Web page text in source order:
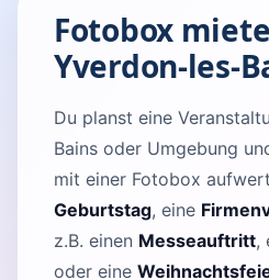
Fotobox
Yverdon-les-
Du planst eine
Bains oder Umgebung
mit einer Fotobox
Geburtstag, eine
z.B. einen Messeauftritt,
oder eine